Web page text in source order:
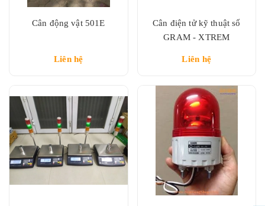
Cân động vật 501E
Liên hệ
Cân điện tử kỹ thuật số
GRAM - XTREM
Liên hệ